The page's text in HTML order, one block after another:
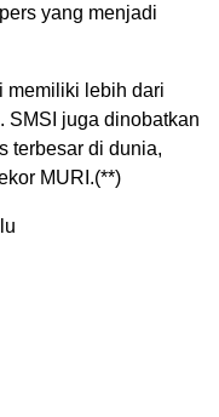
yang menjadi
memiliki lebih dari
SMSI juga dinobatkan
terbesar di dunia,
MURI.(**)